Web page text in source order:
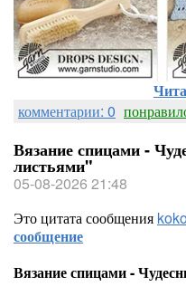
комментарии: 0
Вязание спицами -
листьями"
05-08-2026 21:48
Это цитата сообщения
сообщение
Вязание спицами -